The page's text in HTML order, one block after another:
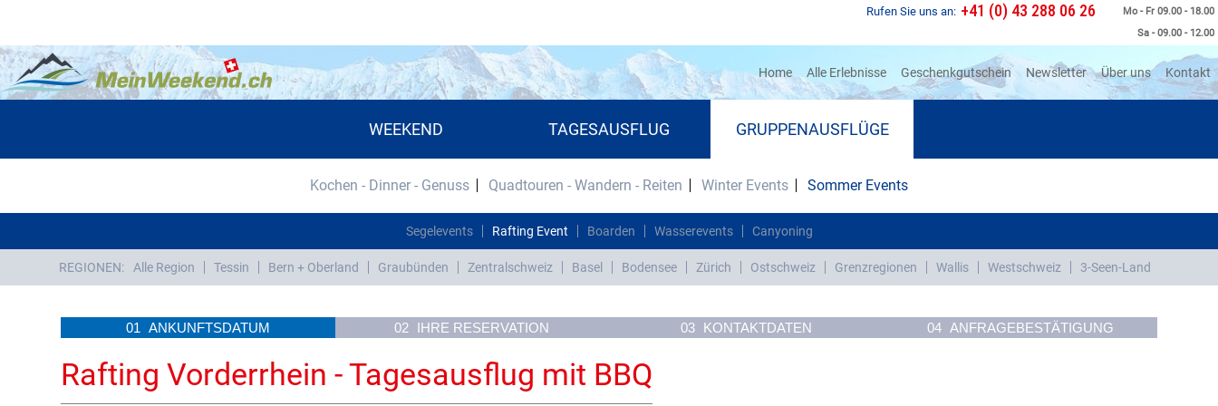
Mo - Fr 09.00 - 18.00
Sa - 09.00 - 12.00
Rufen Sie uns an: +41 (0) 43 288 06 26
Home(current)
Alle Erlebnisse Geschenkgutschein Newsletter Über uns Kontakt
WEEKEND TAGESAUSFLUG GRUPPENAUSFLÜGE
Kochen - Dinner - Genuss Quadtouren - Wandern - Reiten Winter Events Sommer Events
Segelevents Rafting Event Boarden Wasserevents Canyoning
REGIONEN: Alle Region Tessin Bern + Oberland Graubünden Zentralschweiz Basel Bodensee Zürich Ostschweiz Grenzregionen Wallis Westschweiz 3-Seen-Land
01 ANKUNFTSDATUM 02 IHRE RESERVATION 03 KONTAKTDATEN 04 ANFRAGEBESTÄTIGUNG
Rafting Vorderrhein - Tagesausflug mit BBQ